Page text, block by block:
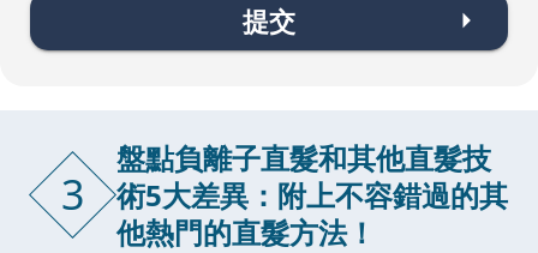
提交
3
盤點負離子直髮和其他直髮技
術5大差異：附上不容錯過的其
他熱門的直髮方法！